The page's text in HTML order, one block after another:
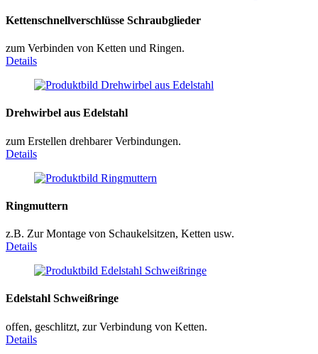
Kettenschnellverschlüsse Schraubglieder
zum Verbinden von Ketten und Ringen.
Details
Drehwirbel aus Edelstahl
zum Erstellen drehbarer Verbindungen.
Details
Ringmuttern
z.B. Zur Montage von Schaukelsitzen, Ketten usw.
Details
Edelstahl Schweißringe
offen, geschlitzt, zur Verbindung von Ketten.
Details